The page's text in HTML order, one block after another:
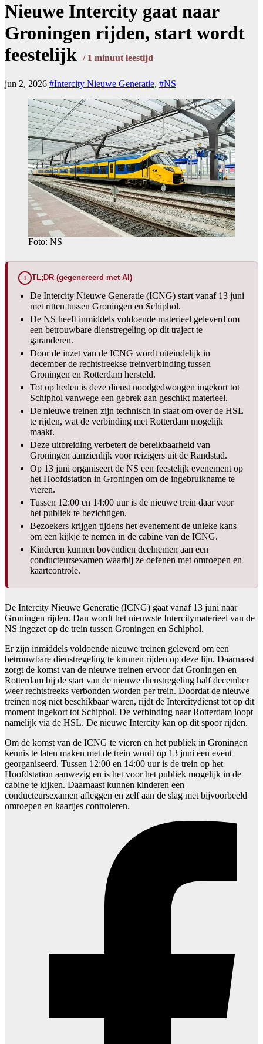
Nieuwe Intercity gaat naar
Groningen rijden, start wordt
feestelijk / 1 minuut leestijd
jun 2, 2026 #Intercity Nieuwe Generatie, #NS
Foto: NS
i TL;DR (gegenereerd met AI)
De Intercity Nieuwe Generatie (ICNG) start vanaf 13 juni
met ritten tussen Groningen en Schiphol.
De NS heeft inmiddels voldoende materieel geleverd om
een betrouwbare dienstregeling op dit traject te
garanderen.
Door de inzet van de ICNG wordt uiteindelijk in
december de rechtstreekse treinverbinding tussen
Groningen en Rotterdam hersteld.
Tot op heden is deze dienst noodgedwongen ingekort tot
Schiphol vanwege een gebrek aan geschikt materieel.
De nieuwe treinen zijn technisch in staat om over de HSL
te rijden, wat de verbinding met Rotterdam mogelijk
maakt.
Deze uitbreiding verbetert de bereikbaarheid van
Groningen aanzienlijk voor reizigers uit de Randstad.
Op 13 juni organiseert de NS een feestelijk evenement op
het Hoofdstation in Groningen om de ingebruikname te
vieren.
Tussen 12:00 en 14:00 uur is de nieuwe trein daar voor
het publiek te bezichtigen.
Bezoekers krijgen tijdens het evenement de unieke kans
om een kijkje te nemen in de cabine van de ICNG.
Kinderen kunnen bovendien deelnemen aan een
conducteursexamen waarbij ze oefenen met omroepen en
kaartcontrole.
De Intercity Nieuwe Generatie (ICNG) gaat vanaf 13 juni naar
Groningen rijden. Dan wordt het nieuwste Intercitymaterieel van de
NS ingezet op de trein tussen Groningen en Schiphol.
Er zijn inmiddels voldoende nieuwe treinen geleverd om een
betrouwbare dienstregeling te kunnen rijden op deze lijn. Daarnaast
zorgt de komst van de nieuwe treinen ervoor dat Groningen en
Rotterdam bij de start van de nieuwe dienstregeling half december
weer rechtstreeks verbonden worden per trein. Doordat de nieuwe
treinen nog niet beschikbaar waren, rijdt de Intercitydienst tot op dit
moment ingekort tot Schiphol. De verbinding naar Rotterdam loopt
namelijk via de HSL. De nieuwe Intercity kan op dit spoor rijden.
Om de komst van de ICNG te vieren en het publiek in Groningen
kennis te laten maken met de trein wordt op 13 juni een event
georganiseerd. Tussen 12:00 en 14:00 uur is de trein op het
Hoofdstation aanwezig en is het voor het publiek mogelijk in de
cabine te kijken. Daarnaast kunnen kinderen een
conducteursexamen afleggen en zelf aan de slag met bijvoorbeeld
omroepen en kaartjes controleren.